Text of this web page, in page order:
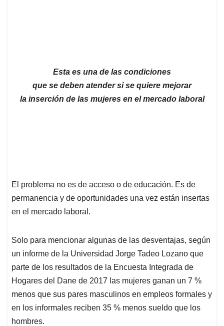
Esta es una de las condiciones
que se deben atender si se quiere mejorar
la inserción de las mujeres en el mercado laboral
El problema no es de acceso o de educación. Es de
permanencia y de oportunidades una vez están insertas
en el mercado laboral.
Solo para mencionar algunas de las desventajas, según
un informe de la Universidad Jorge Tadeo Lozano que
parte de los resultados de la Encuesta Integrada de
Hogares del Dane de 2017 las mujeres ganan un 7 %
menos que sus pares masculinos en empleos formales y
en los informales reciben 35 % menos sueldo que los
hombres.